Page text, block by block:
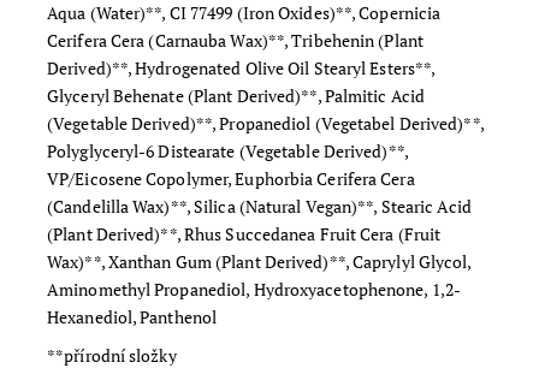
Aqua (Water)**, CI 77499 (Iron Oxides)**, Copernicia
Cerifera Cera (Carnauba Wax)**, Tribehenin (Plant
Derived)**, Hydrogenated Olive Oil Stearyl Esters**,
Glyceryl Behenate (Plant Derived)**, Palmitic Acid
(Vegetable Derived)**, Propanediol (Vegetabel Derived)**,
Polyglyceryl-6 Distearate (Vegetable Derived)**,
VP/Eicosene Copolymer, Euphorbia Cerifera Cera
(Candelilla Wax)**, Silica (Natural Vegan)**, Stearic Acid
(Plant Derived)**, Rhus Succedanea Fruit Cera (Fruit
Wax)**, Xanthan Gum (Plant Derived)**, Caprylyl Glycol,
Aminomethyl Propanediol, Hydroxyacetophenone, 1,2-
Hexanediol, Panthenol
**přírodní složky